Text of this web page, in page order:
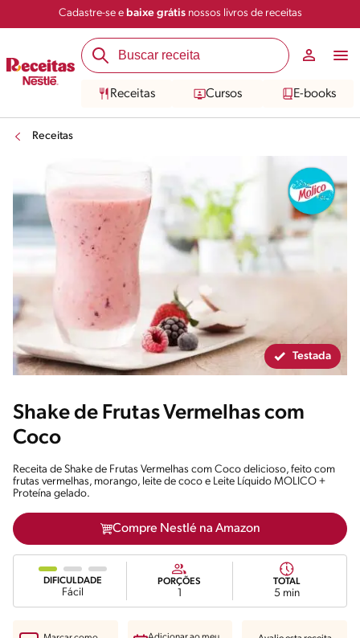
Cadastre-se e baixe grátisnossos livros de receitas
Receitas Cursos E-books
Receitas
Salvar Compartilhar
Testada
Shake de Frutas Vermelhas com
Coco
Receita de Shake de Frutas Vermelhas com Coco delicioso, feito com
frutas vermelhas, morango, leite de coco e Leite Líquido MOLICO +
Proteína gelado.
Compre Nestlé na Amazon
DIFICULDADE
Fácil
PORÇÕES
1
TOTAL
5 min